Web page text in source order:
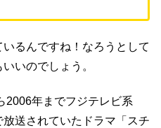
るんですね！なろうとして
いのでしょう。
2006年までフジテレビ系
放送されていたドラマ「スチ